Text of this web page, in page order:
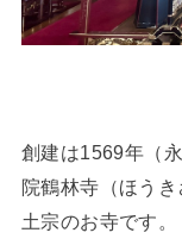
創建は1569年（
院鶴林寺（ほう
土宗のお寺です。